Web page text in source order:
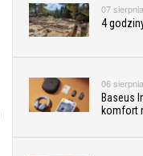
07
4
06
Baseus
komfort